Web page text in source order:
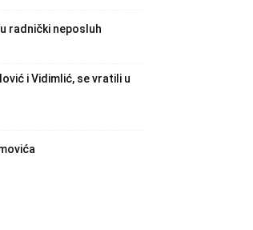
radnički neposluh
i Vidimlić, se vratili u